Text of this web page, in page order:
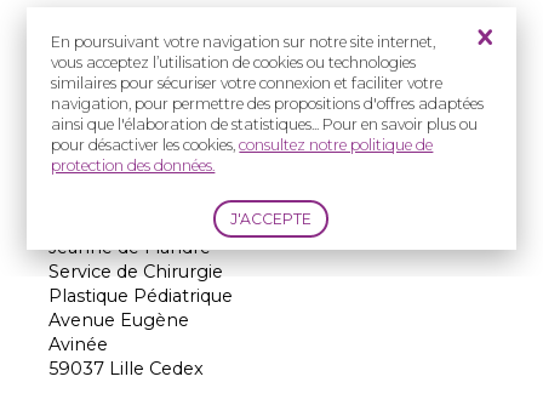
En poursuivant votre navigation sur notre site internet,
vous acceptez l’utilisation de cookies ou technologies
similaires pour sécuriser votre connexion et faciliter votre
navigation, pour permettre des propositions d'offres adaptées
ainsi que l'élaboration de statistiques... Pour en savoir plus ou
pour désactiver les cookies,consultez notre politique de
protection des données.
Prise en charge
:
Enfants et Adultes
Adresse(s) :
Prise en charge
CHU de Lille - Hôpital
Jeanne de Flandre
Service de Chirurgie
Plastique Pédiatrique
Avenue Eugène
Avinée
59037 Lille Cedex